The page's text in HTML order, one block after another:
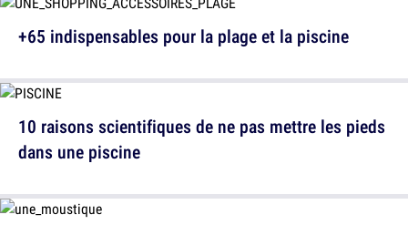
+65 indispensables pour la plage et la piscine
10 raisons scientifiques de ne pas mettre les pieds
dans une piscine